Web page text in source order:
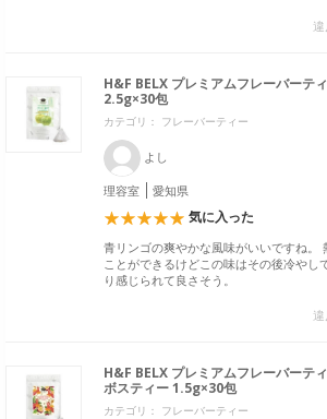
H&F BELX プレミアムフレーバーテ
2.5g×30包
カテゴリ： フレーバーティー
よし
理容室 愛知県
気に入った
青リンゴの爽やかな風味がいいですね。
ことができるけどこの味はその後冷やし
り感じられて良さそう。
H&F BELX プレミアムフレーバーテ
ボスティー 1.5g×30包
カテゴリ： フレーバーティー